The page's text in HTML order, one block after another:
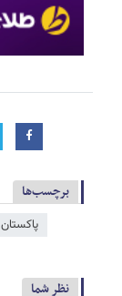
برچسب‌ها
پاکستان
نظر شما